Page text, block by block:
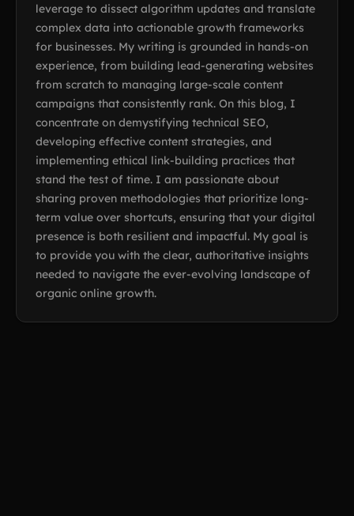
leverage to dissect algorithm updates and translate
complex data into actionable growth frameworks
for businesses. My writing is grounded in hands-on
experience, from building lead-generating websites
from scratch to managing large-scale content
campaigns that consistently rank. On this blog, I
concentrate on demystifying technical SEO,
developing effective content strategies, and
implementing ethical link-building practices that
stand the test of time. I am passionate about
sharing proven methodologies that prioritize long-
term value over shortcuts, ensuring that your digital
presence is both resilient and impactful. My goal is
to provide you with the clear, authoritative insights
needed to navigate the ever-evolving landscape of
organic online growth.